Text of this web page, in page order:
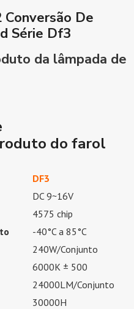
De
Série Df3
da lâmpada de
do farol
DF3
DC 9~16V
4575 chip
-40°C a 85°C
240W/Conjunto
6000K ± 500
24000LM/Conjunto
30000H